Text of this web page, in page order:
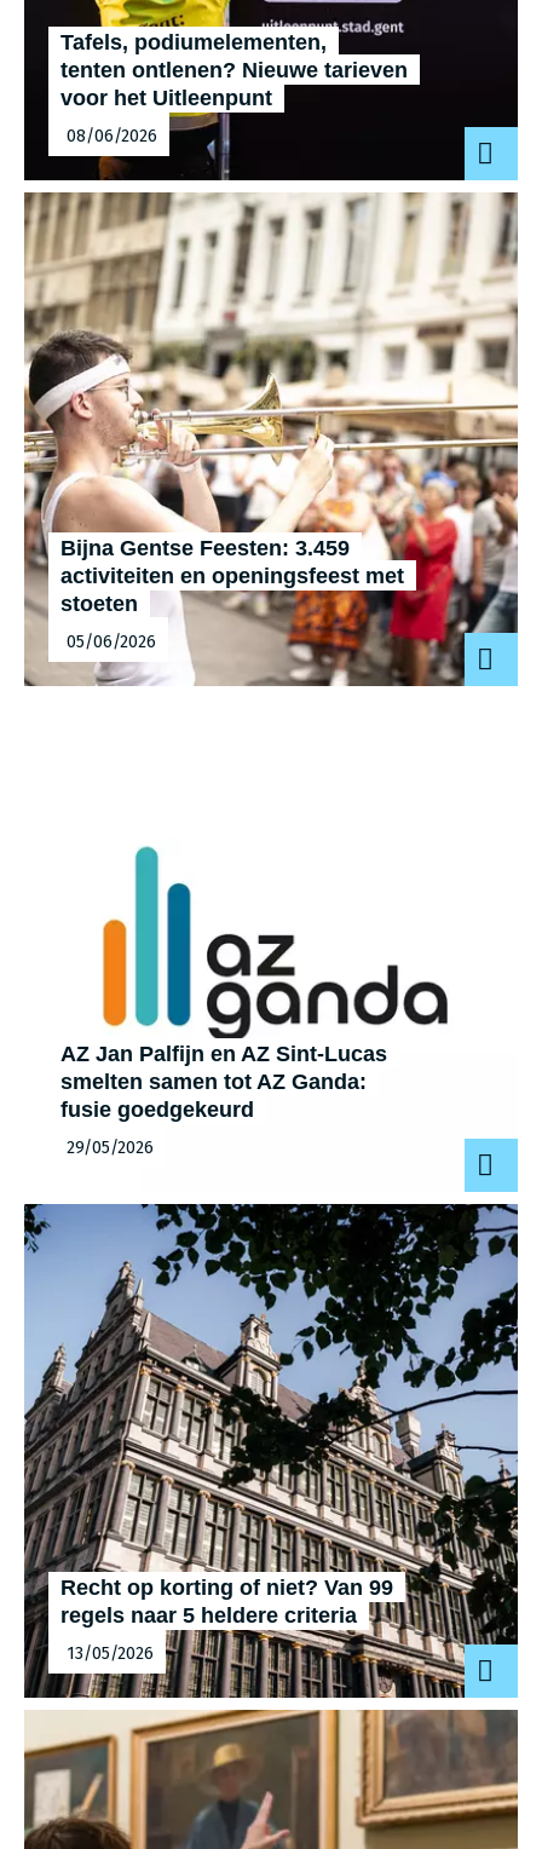
Tafels, podi­um­ele­men­ten,
tenten ontlenen? Nieuwe tarieven
voor het Uitleenpunt
08/06/2026
Bijna Gentse Feesten: 3.459
activiteiten en openingsfeest met
stoeten
05/06/2026
AZ Jan Palfijn en AZ Sint-Lucas
smelten samen tot AZ Ganda:
fusie goedgekeurd
29/05/2026
Recht op korting of niet? Van 99
regels naar 5 heldere criteria
13/05/2026